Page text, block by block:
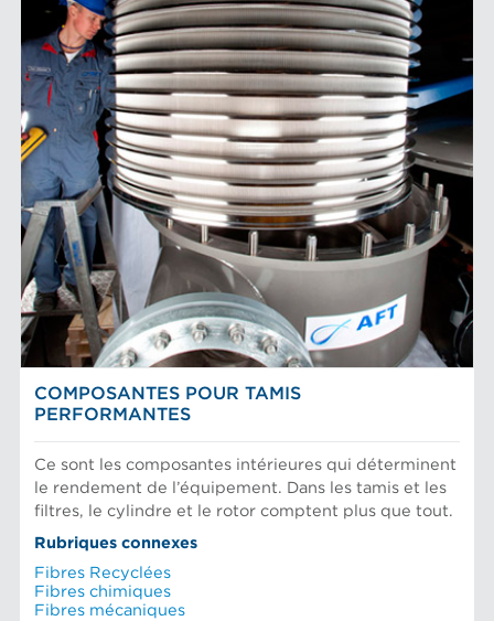
COMPOSANTES POUR TAMIS
PERFORMANTES
Ce sont les composantes intérieures qui déterminent
le rendement de l’équipement. Dans les tamis et les
filtres, le cylindre et le rotor comptent plus que tout.
Rubriques connexes
Fibres Recyclées
Fibres chimiques
Fibres mécaniques